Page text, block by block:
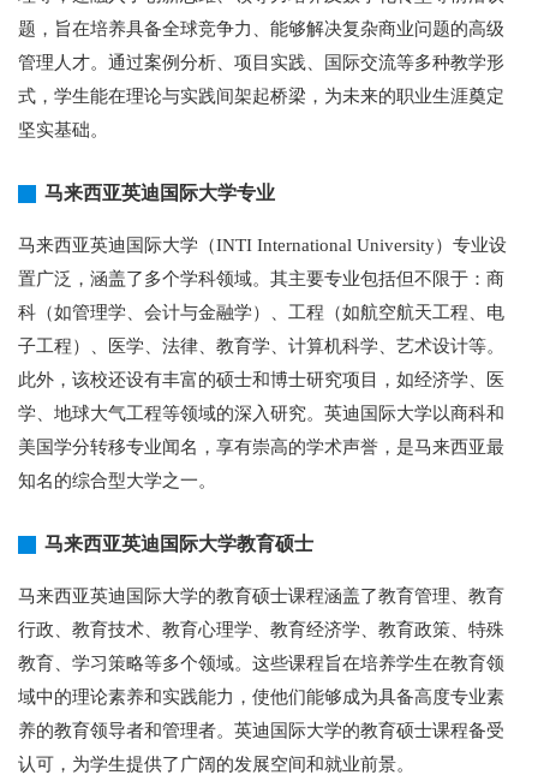
题，旨在培养具备全球竞争力、能够解决复杂商业问题的高级
管理人才。通过案例分析、项目实践、国际交流等多种教学形
式，学生能在理论与实践间架起桥梁，为未来的职业生涯奠定
坚实基础。
马来西亚英迪国际大学专业
马来西亚英迪国际大学（INTI International University）专业设
置广泛，涵盖了多个学科领域。其主要专业包括但不限于：商
科（如管理学、会计与金融学）、工程（如航空航天工程、电
子工程）、医学、法律、教育学、计算机科学、艺术设计等。
此外，该校还设有丰富的硕士和博士研究项目，如经济学、医
学、地球大气工程等领域的深入研究。英迪国际大学以商科和
美国学分转移专业闻名，享有崇高的学术声誉，是马来西亚最
知名的综合型大学之一。
马来西亚英迪国际大学教育硕士
马来西亚英迪国际大学的教育硕士课程涵盖了教育管理、教育
行政、教育技术、教育心理学、教育经济学、教育政策、特殊
教育、学习策略等多个领域。这些课程旨在培养学生在教育领
域中的理论素养和实践能力，使他们能够成为具备高度专业素
养的教育领导者和管理者。英迪国际大学的教育硕士课程备受
认可，为学生提供了广阔的发展空间和就业前景。